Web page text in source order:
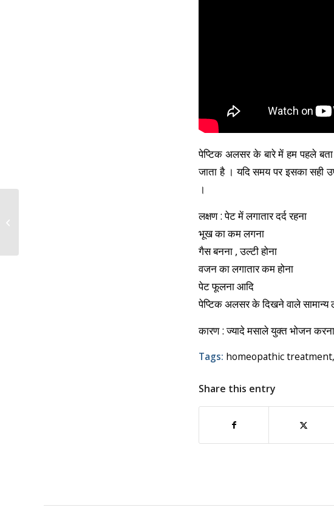
पेप्टिक अलसर के बारे में हम पहले
जाता है । यदि समय पर इसका सही
।
लक्षण : पेट में लगातार दर्द रहना
भूख का कम लगना
गैस बनना , उल्टी होना
वजन का लगातार कम होना
पेट फूलना आदि
पेप्टिक अलसर के दिखने वाले सामान्य
कारण : ज्यादे मसाले युक्त भोजन करना
Tags: homeopathic treatment,
Share this entry